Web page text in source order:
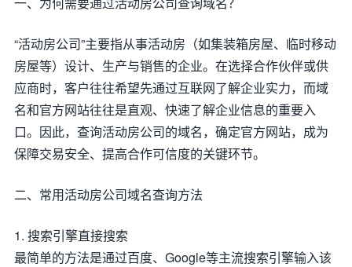
“活动房公司”主要指从事活动房（如集装箱房屋、临时移动
房屋等）设计、生产与销售的企业。在选择合作伙伴或供
应商时，客户往往希望先通过互联网了解企业实力，而域
名和官方网站往往是直观、快速了解企业信息的重要入
口。因此，查询活动房公司的域名，确定官方网站，成为
保障交易安全、提高合作可信度的关键环节。
二、常用活动房公司域名查询方法
1. 搜索引擎直接搜索
最简单的方法是通过百度、Google等主流搜索引擎输入该